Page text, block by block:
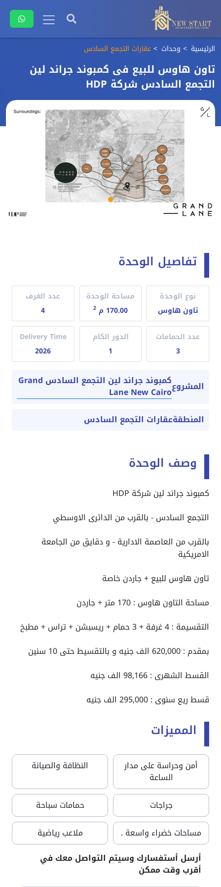
الرئيسية وحدات عقارات التجمع السادس
تاون هاوس للبيع فى كمبوند جراند لين
التجمع السادس شركة HDP
تفاصيل الوحدة
نوع الوحدة
تاون هاوس
مساحة الوحدة
170.00 م
2
عدد الغرف
4
عدد الحمامات
3
الدور الكام
1
Delivery Time
2026
المشروع كمبوند جراند لين التجمع السادس Grand
Lane New Cairo
المنطقةعقارات التجمع السادس
وصف الوحدة
كمبوند جراند لين شركة HDP
التجمع السادس - بالقرب من الدائرى الاوسطي
بالقرب من العاصمة الادارية - و دقايق من الجامعة
الامريكية
تاون هاوس للبيع + جاردن خاصة
مساحة التاون هاوس : 170 متر + جاردن
التقسيمة : 4 غرفة + 3 حمام + ريسبشن + تراس + مطبخ
بمقدم : 620,000 الف جنيه و بالتقسيط حتى 10 سنين
القسط الشهرى : 98,166 الف جنيه
قسط ريع سنوى : 295,000 الف جنيه
المميزات
أمن وحراسة على مدار
الساعة
النظافة والصيانة
جراجات
حمامات سباحة
مساحات خضراء واسعة .
ملاعب رياضية
أرسل أستفسارك وسيتم التواصل معك في
أقرب وقت ممكن